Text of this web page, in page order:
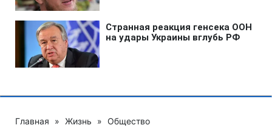
Главная » Жизнь » Общество